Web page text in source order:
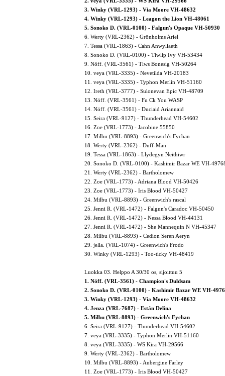
3. Winky (VRL-1293) - Via Moore VH-48632
4. Winky (VRL-1293) - Leagon the Lion VH-48061
5. Sonoko D. (VRL-0100) - Falgun's Opaque VH-50930
6. Werty (VRL-2362) - Grönholms Ariel
7. Tessa (VRL-1863) - Cahn Anwyliaeth
8. Sonoko D. (VRL-0100) - Tiwlip Ivy VH-53434
9. Nöff. (VRL-3561) - Tlws Bonesig VH-50264
10. veya (VRL-3335) - Nevetilda VH-20183
11. veya (VRL-3335) - Typhon Merlin VH-51160
12. Ireth (VRL-3777) - Sulonevan Epic VH-48709
13. Nöff. (VRL-3561) - Fu Ck You WASP
14. Nöff. (VRL-3561) - Duciaid Ariannaid
15. Seira (VRL-9127) - Thunderhead VH-54602
16. Zoe (VRL-1773) - Jacobine 55850
17. Milbu (VRL-8893) - Greenwich's Fychan
18. Werty (VRL-2362) - Duff-Man
19. Tessa (VRL-1863) - Llydegyn Neithiwr
20. Sonoko D. (VRL-0100) - Kashimir Bazar WE VH-
21. Werty (VRL-2362) - Bartholomew
22. Zoe (VRL-1773) - Adriana Blood VH-50426
23. Zoe (VRL-1773) - Iris Blood VH-50427
24. Milbu (VRL-8893) - Greenwich's rascal
25. Jenni R. (VRL-1472) - Falgun's Caradoc VH-50450
26. Jenni R. (VRL-1472) - Nessa Blood VH-44131
27. Jenni R. (VRL-1472) - She Mannequin N VH-45347
28. Milbu (VRL-8893) - Cedion Seren Aeryn
29. jella. (VRL-1074) - Greenwich's Frodo
30. Winky (VRL-1293) - Too-ticky VH-48419
Luokka 03. Helppo A 30/30 os, sijoittuu 5
1. Nöff. (VRL-3561) - Champion's Duldsam
2. Sonoko D. (VRL-0100) - Kashimir Bazar WE VH-
3. Winky (VRL-1293) - Via Moore VH-48632
4. Jenza (VRL-7687) - Están Delina
5. Milbu (VRL-8893) - Greenwich's Fychan
6. Seira (VRL-9127) - Thunderhead VH-54602
7. veya (VRL-3335) - Typhon Merlin VH-51160
8. veya (VRL-3335) - WS Kira VH-29566
9. Werty (VRL-2362) - Bartholomew
10. Milbu (VRL-8893) - Aubergine Farley
11. Zoe (VRL-1773) - Iris Blood VH-50427